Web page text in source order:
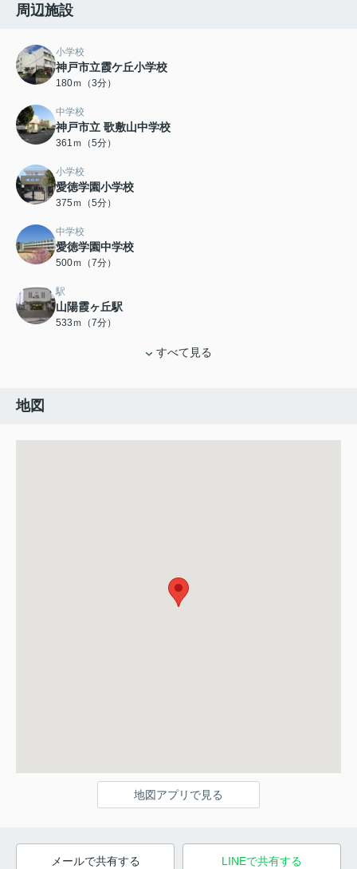
周辺施設
小学校
神戸市立霞ケ丘小学校
180ｍ（3分）
中学校
神戸市立 歌敷山中学校
361ｍ（5分）
小学校
愛徳学園小学校
375ｍ（5分）
中学校
愛徳学園中学校
500ｍ（7分）
駅
山陽霞ヶ丘駅
533ｍ（7分）
すべて見る
地図
地図アプリで見る
メールで共有する LINEで共有する